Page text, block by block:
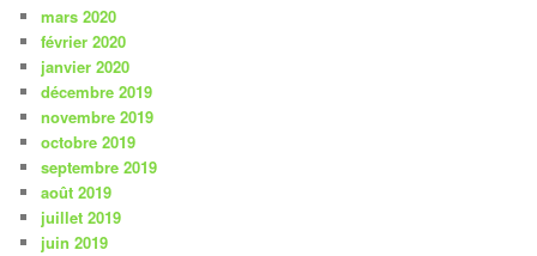
mars 2020
février 2020
janvier 2020
décembre 2019
novembre 2019
octobre 2019
septembre 2019
août 2019
juillet 2019
juin 2019